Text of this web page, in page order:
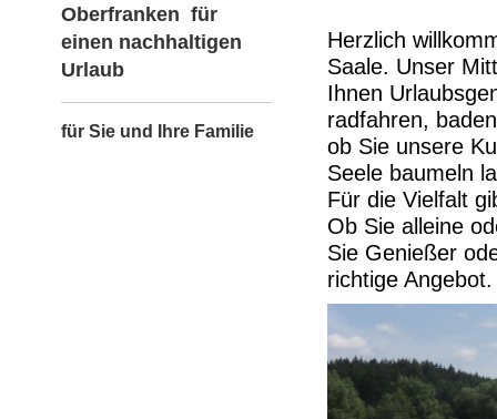
Oberfranken für
einen nachhaltigen
Urlaub
für Sie und Ihre Familie
Herzlich
Saale. Unser
Ihnen
radfahren,
ob Sie unsere
Seele baumeln
Für die Vielfalt
Ob Sie alleine
Sie Genießer
richtige Angebot.